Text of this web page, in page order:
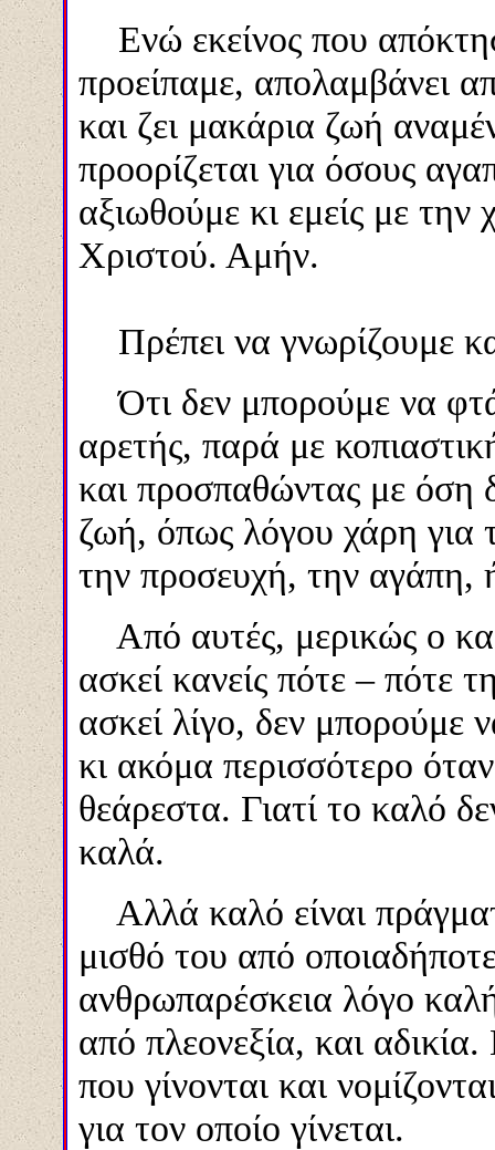
Ενώ εκείνος που
προείπαμε, απολαμβάνει
και ζει μακάρια ζωή
προορίζεται για όσους
αξιωθούμε κι εμείς με
Χριστού. Αμήν.
Πρέπει να γνωρίζουμε
Ότι δεν μπορούμε να
αρετής, παρά με
και προσπαθώντας με όση
ζωή, όπως λόγου χάρη για
την προσευχή, την αγάπη,
Από αυτές, μερικώς ο
ασκεί κανείς πότε– πότε
ασκεί λίγο, δεν μπορούμε
κι ακόμα περισσότερο
θεάρεστα. Γιατίτο καλό
καλά.
Αλλά καλό είναι
μισθό του από
ανθρωπαρέσκεια λόγο
από πλεονεξία, και αδικία.
που γίνονται και
για τον οποίο γίνεται.